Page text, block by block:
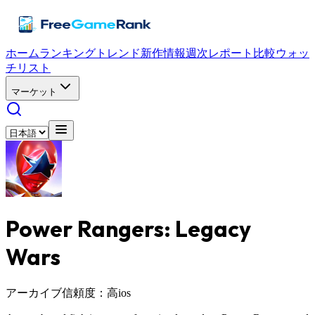
ホームランキング トレンド新作情報週次レポート 比較ウォッ
チリスト
マーケット
Power Rangers: Legacy
Wars
アーカイブ信頼度：高ios